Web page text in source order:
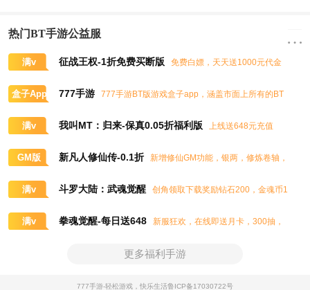
热门BT手游公益服
满v 征战王权-1折免费买断版
免费白嫖，天天送1000元代金
盒子App 777手游
777手游BT版游戏盒子app，涵盖市面上所有的BT
满v 我叫MT：归来-保真0.05折福利版
上线送648元充值
GM版 新凡人修仙传-0.1折
新增修仙GM功能，银两，修炼卷轴，
满v 斗罗大陆：武魂觉醒
创角领取下载奖励钻石200，金魂币1
满v 拳魂觉醒-每日送648
新服狂欢，在线即送月卡，300抽，
更多福利手游
777手游-轻松游戏，快乐生活鲁ICP备17030722号